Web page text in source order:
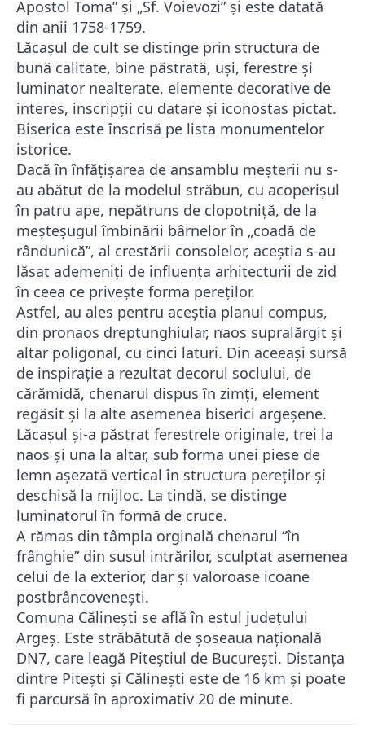
Apostol Toma” și „Sf. Voievozi” și este datată
din anii 1758-1759.
Lăcașul de cult se distinge prin structura de
bună calitate, bine păstrată, uși, ferestre și
luminator nealterate, elemente decorative de
interes, inscripții cu datare și iconostas pictat.
Biserica este înscrisă pe lista monumentelor
istorice.
Dacă în înfățișarea de ansamblu meșterii nu s-
au abătut de la modelul străbun, cu acoperișul
în patru ape, nepătruns de clopotniță, de la
meșteșugul îmbinării bârnelor în „coadă de
rândunică”, al crestării consolelor, aceștia s-au
lăsat ademeniți de influența arhitecturii de zid
în ceea ce privește forma pereților.
Astfel, au ales pentru aceștia planul compus,
din pronaos dreptunghiular, naos supralărgit și
altar poligonal, cu cinci laturi. Din aceeași sursă
de inspirație a rezultat decorul soclului, de
cărămidă, chenarul dispus în zimți, element
regăsit și la alte asemenea biserici argeșene.
Lăcașul și-a păstrat ferestrele originale, trei la
naos și una la altar, sub forma unei piese de
lemn așezată vertical în structura pereților și
deschisă la mijloc. La tindă, se distinge
luminatorul în formă de cruce.
A rămas din tâmpla orginală chenarul “în
frânghie” din susul intrărilor, sculptat asemenea
celui de la exterior, dar și valoroase icoane
postbrâncovenești.
Comuna Călinești se află în estul județului
Argeș. Este străbătută de șoseaua națională
DN7, care leagă Piteștiul de București. Distanța
dintre Pitești și Călinești este de 16 km și poate
fi parcursă în aproximativ 20 de minute.